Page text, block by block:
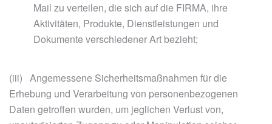
Mail zu verteilen, die sich auf die FIRMA, ihre
Aktivitäten, Produkte, Dienstleistungen und
Dokumente verschiedener Art bezieht;
(iii) Angemessene Sicherheitsmaßnahmen für die
Erhebung und Verarbeitung von personenbezogenen
Daten getroffen wurden, um jeglichen Verlust von,